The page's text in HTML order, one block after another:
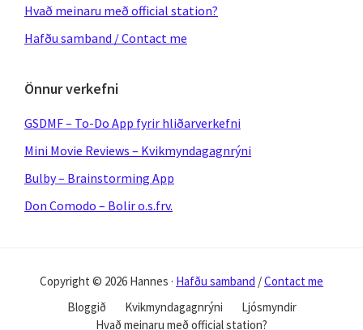
Hvað meinaru með official station?
Hafðu samband / Contact me
Önnur verkefni
GSDMF – To-Do App fyrir hliðarverkefni
Mini Movie Reviews – Kvikmyndagagnrýni
Bulby – Brainstorming App
Don Comodo – Bolir o.s.frv.
Copyright © 2026 Hannes · Hafðu samband /Contact me
Bloggið
Kvikmyndagagnrýni
Ljósmyndir
Hvað meinaru með official station?